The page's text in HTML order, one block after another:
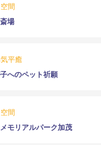
間
場
平癒
へのペット祈願
間
モリアルパーク加茂